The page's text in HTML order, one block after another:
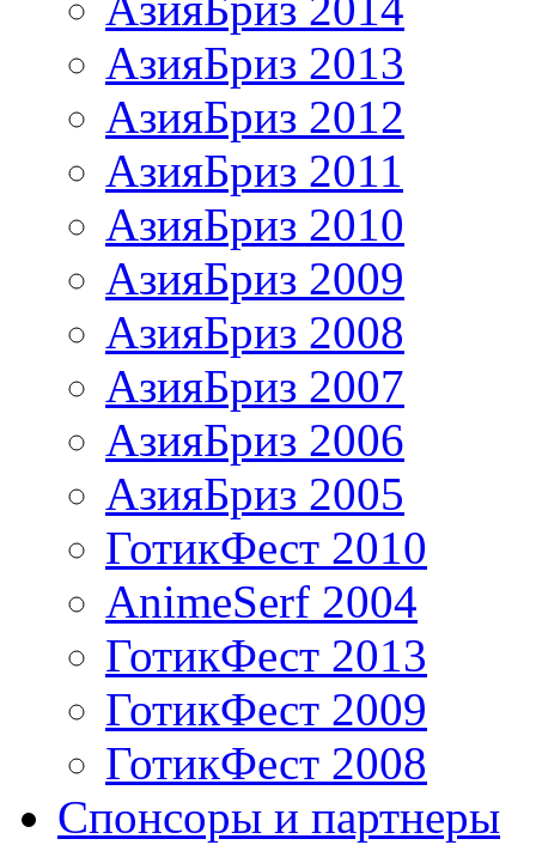
АзияБриз 2013
АзияБриз 2012
АзияБриз 2011
АзияБриз 2010
АзияБриз 2009
АзияБриз 2008
АзияБриз 2007
АзияБриз 2006
АзияБриз 2005
ГотикФест 2010
AnimeSerf 2004
ГотикФест 2013
ГотикФест 2009
ГотикФест 2008
Спонсоры и партнеры